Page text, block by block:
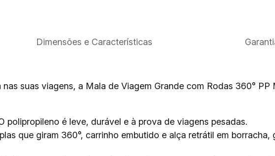
Dimensões e Características
suas viagens, a Mala de Viagem Grande com Rodas 360°
polipropileno é leve, durável e à prova de viagens pesadas.
que giram 360°, carrinho embutido e alça retrátil em borracha,